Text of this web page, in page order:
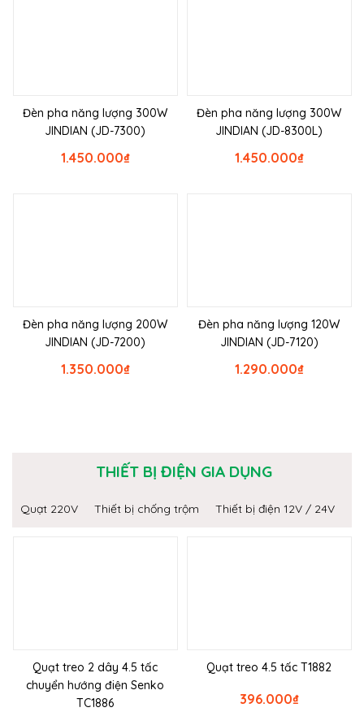
Đèn pha năng lượng 300W
JINDIAN (JD-7300)
₫
1.450.000
Đèn pha năng lượng 300W
JINDIAN (JD-8300L)
₫
1.450.000
Đèn pha năng lượng 200W
JINDIAN (JD-7200)
₫
1.350.000
Đèn pha năng lượng 120W
JINDIAN (JD-7120)
₫
1.290.000
THIẾT BỊ ĐIỆN GIA DỤNG
Quạt 220V Thiết bị chống trộm Thiết bị điện 12V / 24V
Quạt treo 2 dây 4.5 tấc
chuyển hướng điện Senko
TC1886
Quạt treo 4.5 tấc T1882
₫
396.000